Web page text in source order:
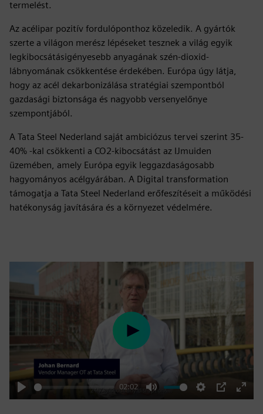
termelést.
Az acélipar pozitív fordulóponthoz közeledik. A gyártók
szerte a világon merész lépéseket tesznek a világ egyik
legkibocsátásigényesebb anyagának szén-dioxid-
lábnyomának csökkentése érdekében. Európa úgy látja,
hogy az acél dekarbonizálása stratégiai szempontból
gazdasági biztonsága és nagyobb versenyelőnye
szempontjából.
A Tata Steel Nederland saját ambiciózus tervei szerint 35-
40% -kal csökkenti a CO2-kibocsátást az IJmuiden
üzemében, amely Európa egyik leggazdaságosabb
hagyományos acélgyárában. A Digital transformation
támogatja a Tata Steel Nederland erőfeszítéseit a működési
hatékonyság javítására és a környezet védelmére.
Play
02:02
Mute Settings
PIP
Enter
Play